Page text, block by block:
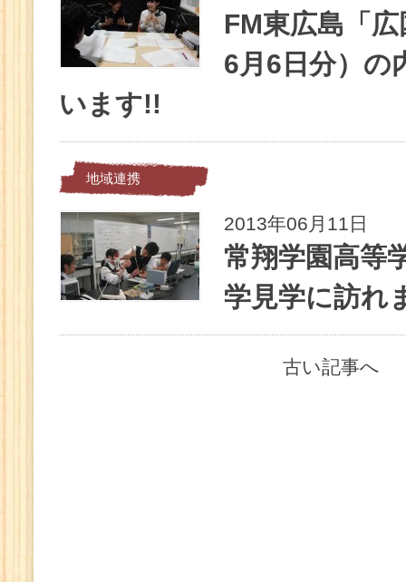
FM東広島「
6月6日分）の
います!!
地域連携
2013年06月11日
常翔学園高等
学見学に訪れ
古い記事へ